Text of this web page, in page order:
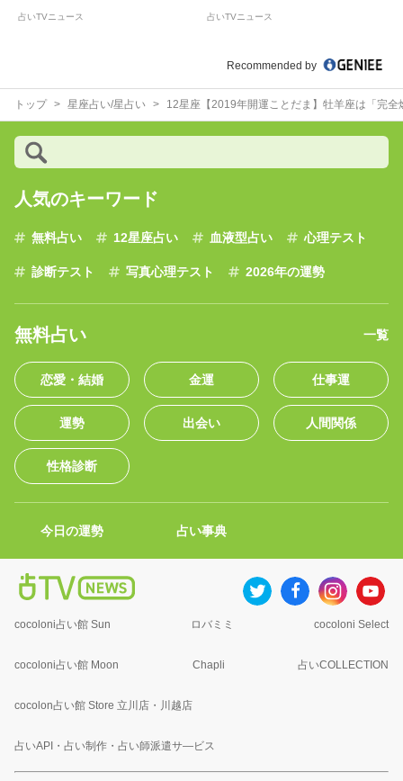
占いTVニュース 占いTVニュース
Recommended by
トップ 星座占い/星占い 12星座【2019年開運ことだま】牡羊座は「完
人気のキーワード
無料占い 12星座占い 血液型占い 心理テスト
診断テスト 写真心理テスト 2026年の運勢
無料占い 一覧
恋愛・結婚 金運 仕事運
運勢 出会い 人間関係
性格診断
今日の運勢 占い事典
cocoloni占い館 Sun ロバミミ cocoloni Select
cocoloni占い館 Moon Chapli 占いCOLLECTION
cocolon占い館 Store 立川店・川越店
占いAPI・占い制作・占い師派遣サ―ビス